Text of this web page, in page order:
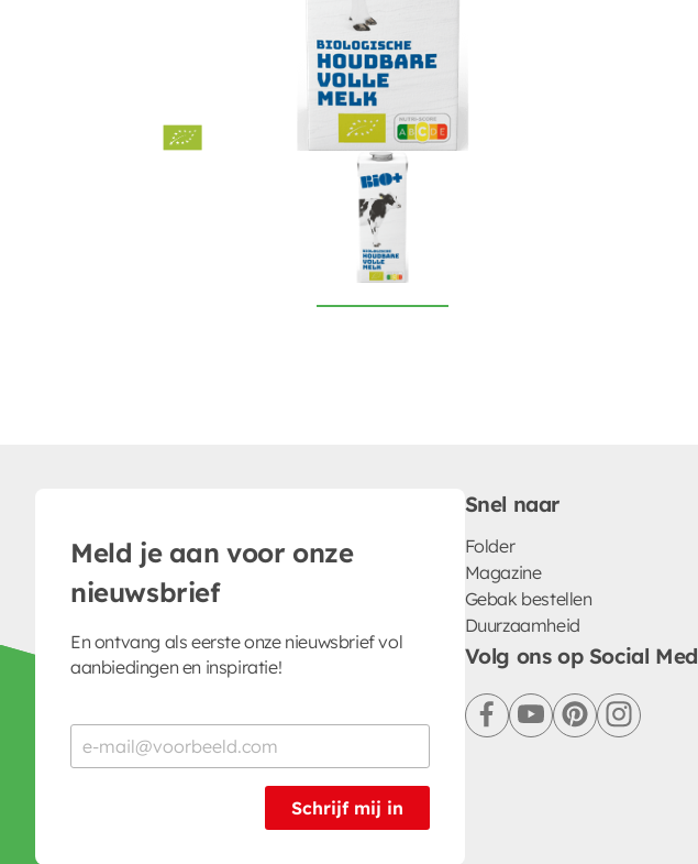
Meld je aan voor onze
nieuwsbrief
En ontvang als eerste onze nieuwsbrief vol
aanbiedingen en inspiratie!
Schrijf mij in
Snel naar
Folder
Magazine
Gebak bestellen
Duurzaamheid
Volg ons op Social
facebookyoutubepinterestinstagram